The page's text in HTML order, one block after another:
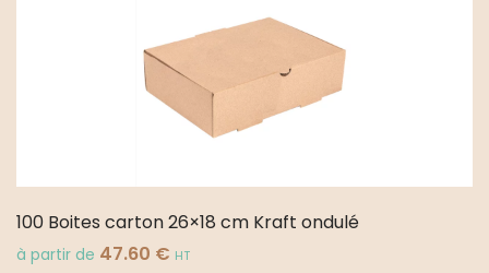
100 Boites carton 26×18 cm Kraft ondulé
à partir de 47.60 € HT